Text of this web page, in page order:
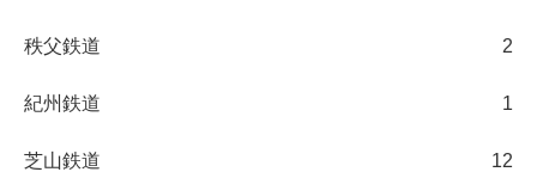
秩父鉄道 2
紀州鉄道 1
芝山鉄道 12